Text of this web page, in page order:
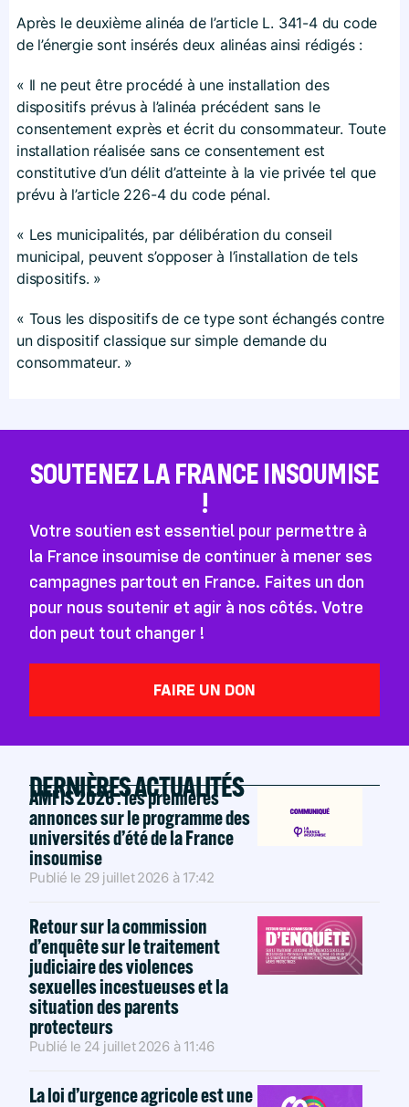
Après le deuxième alinéa de l’article L. 341-4 du code
de l’énergie sont insérés deux alinéas ainsi rédigés :
« Il ne peut être procédé à une installation des
dispositifs prévus à l’alinéa précédent sans le
consentement exprès et écrit du consommateur. Toute
installation réalisée sans ce consentement est
constitutive d’un délit d’atteinte à la vie privée tel que
prévu à l’article 226-4 du code pénal.
« Les municipalités, par délibération du conseil
municipal, peuvent s’opposer à l’installation de tels
dispositifs. »
« Tous les dispositifs de ce type sont échangés contre
un dispositif classique sur simple demande du
consommateur. »
SOUTENEZ LA FRANCE INSOUMISE
!
Votre soutien est essentiel pour permettre à
la France insoumise de continuer à mener ses
campagnes partout en France. Faites un don
pour nous soutenir et agir à nos côtés. Votre
don peut tout changer !
FAIRE UN DON
DERNIÈRES ACTUALITÉS
AMFIS 2026 : les premières
annonces sur le programme des
universités d’été de la France
insoumise
Publié le 29 juillet 2026 à 17:42
Retour sur la commission
d’enquête sur le traitement
judiciaire des violences
sexuelles incestueuses et la
situation des parents
protecteurs
Publié le 24 juillet 2026 à 11:46
La loi d’urgence agricole est une